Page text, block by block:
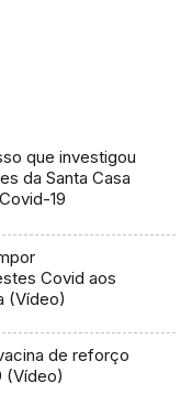
que investigou
da Santa Casa
19
Covid aos
(Vídeo)
de reforço
contra a Covid-19 (Vídeo)